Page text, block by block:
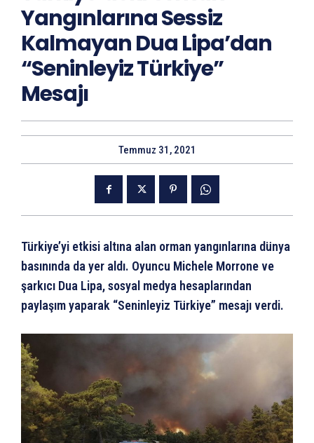
Yangınlarına Sessiz
Kalmayan Dua Lipa’dan
“Seninleyiz Türkiye”
Mesajı
Temmuz 31, 2021
Türkiye’yi etkisi altına alan orman yangınlarına dünya
basınında da yer aldı. Oyuncu Michele Morrone ve
şarkıcı Dua Lipa, sosyal medya hesaplarından
paylaşım yaparak “Seninleyiz Türkiye” mesajı verdi.